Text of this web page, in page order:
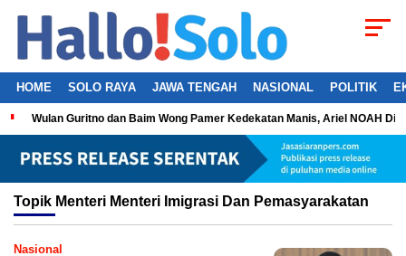
HOME SOLO RAYA JAWA TENGAH NASIONAL POLITIK
Wulan Guritno dan Baim Wong Pamer Kedekatan Manis, Ariel NOAH
Topik Menteri Menteri Imigrasi Dan Pemasyarakatan
Nasional